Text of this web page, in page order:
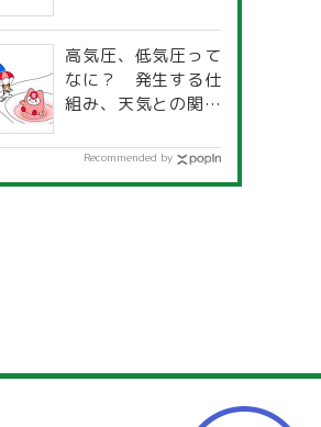
高気圧、低気圧って
なに？ 発生する仕
組み、天気との関係
Recommended by